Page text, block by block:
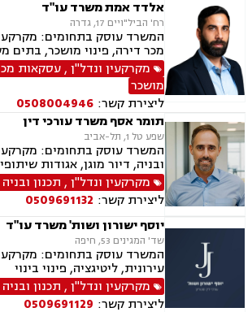
אלדד אמת משרד עו"ד
רח' הביל"ויים 17, גדרה
המשרד עוסק בתחומים:
מכר דירה, פינוי מושכר, בתים
שכנים, ירושות וצוואות, אזרחי
גביית חובות
מקרקעין ונדל"ן,עסקאות
מושכר
ליצירת קשר: 0508004946
תומר אסף משרד עורכי דין
שפע טל 1, תל-אביב
המשרד עוסק בתחומים:
ובניה, דיור מוגן, אגודות
מושבים וקיבוצים, פינוי בינוי,
עסקאות מכר דירה, פינוי
מגרשים לבניה, דיירות מוגנת,
במושבים, רשות מקרקעי
קבלנים, בתים משותפים, נדל"ן
ייפוי כוח מתמשך, ירושות וצואות
מקרקעין ונדל"ן, תכנון ובניה
ליצירת קשר: 0509691132
יוסף ישורון ושות' משרד עו"ד
שד' המגינים 53, חיפה
המשרד עוסק בתחומים:
עירונית, ליטיגציה, פינוי בינוי
מקרקעין ונדל"ן, תכנון ובניה
ליצירת קשר: 0509691129